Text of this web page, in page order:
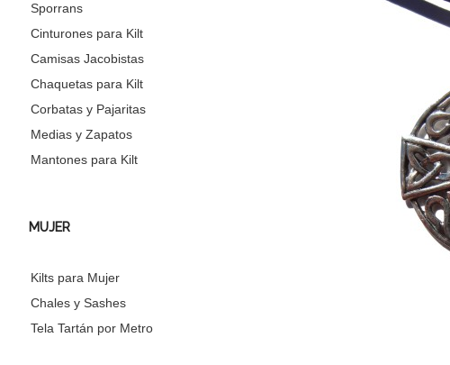
Sporrans
Cinturones para Kilt
Camisas Jacobistas
Chaquetas para Kilt
Corbatas y Pajaritas
Medias y Zapatos
Mantones para Kilt
MUJER
Kilts para Mujer
Chales y Sashes
Tela Tartán por Metro